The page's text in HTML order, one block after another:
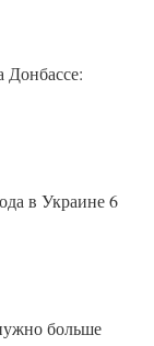
Донбассе:
в Украине 6
больше